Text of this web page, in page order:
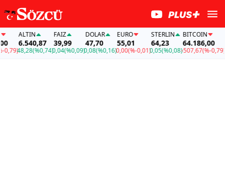
ALTIN
6.540,87
48,28(%0,74)
FAİZ
39,99
0,04(%0,09)
DOLAR
47,70
0,08(%0,16)
EURO
55,01
0,00(%-0,01)
STERLIN
64,23
0,05(%0,08)
BITCOIN
64.186,00
-507,67(%-0,79)